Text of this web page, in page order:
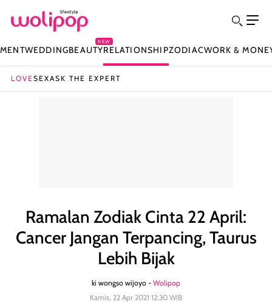
WEDDINGBEAUTY
NEW
RELATIONSHIPZODIACWORK &
LOVESEXASK THE EXPERT
Ramalan Zodiak Cinta 22 April:
Cancer Jangan Terpancing, Taurus
Lebih Bijak
ki wongso wijoyo - Wolipop
Kamis, 22 Apr 2021 12:30 WIB